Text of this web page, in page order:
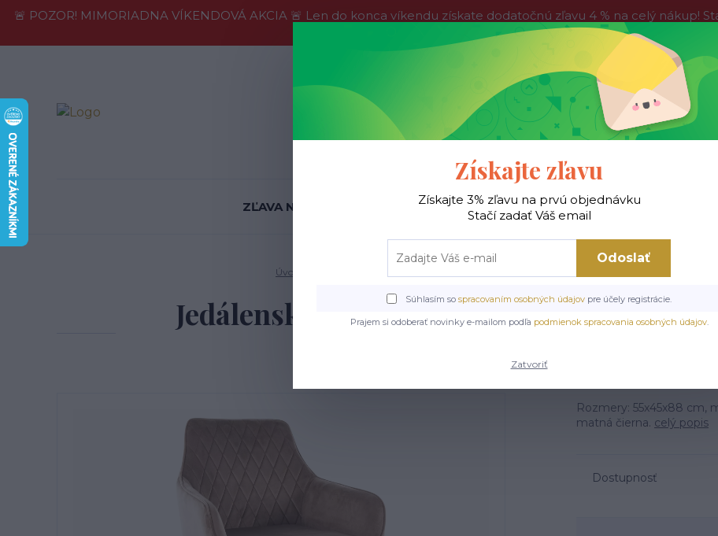
🚨 POZOR! MIMORIADNA VÍKENDOVÁ AKCIA 🚨 Len do konca víkendu získate dodatočnú zľavu 4 % na celý nákup!
do nedele, tak neváhajte a nakúpte výhodnejšie ešte dnes!
Hľadať
ZĽAVA NA SKLADE ! Jedálenské stoly Jedálenské stoličky
Úvod Jedálenská stolička Marlo Velvet,
Jedálenská stolička Marlo Velvet,
Rozmery: 55x45x88 cm,
matná čierna. celý popis
Dostupnosť
Získajte zľavu
Získajte 3% zľavu na prvú objednávku
Stačí zadať Váš email
Odoslať
Súhlasím so spracovaním osobných údajov pre účely registrácie.
Prajem si odoberať novinky e-mailom podľa podmienok spracovania osobných údajov.
Zatvoriť